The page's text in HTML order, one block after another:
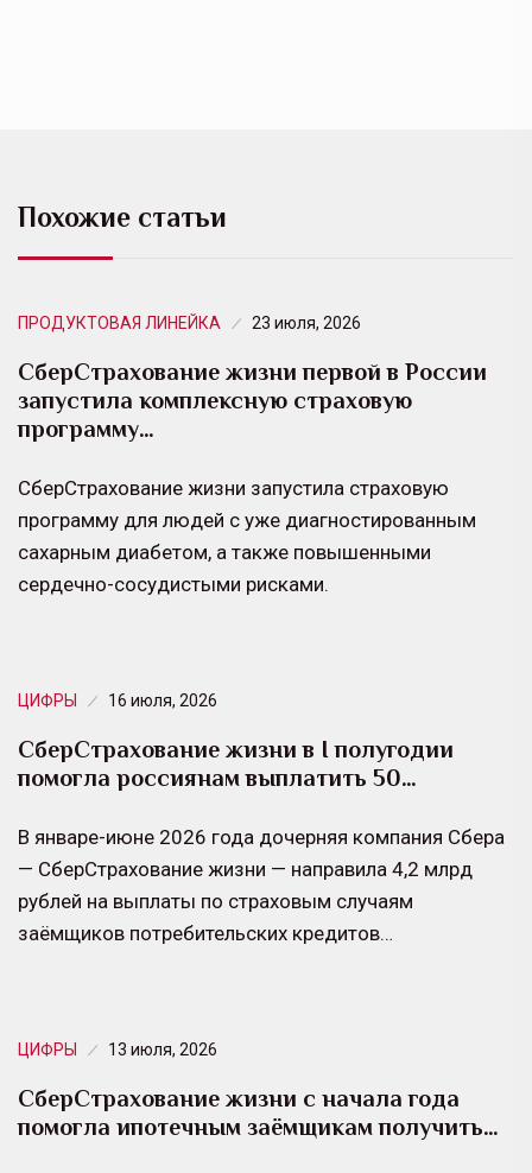
Похожие статьи
ПРОДУКТОВАЯ ЛИНЕЙКА 23 июля, 2026
СберСтрахование жизни первой в России
запустила комплексную страховую
программу…
СберСтрахование жизни запустила страховую
программу для людей с уже диагностированным
сахарным диабетом, а также повышенными
сердечно-сосудистыми рисками.
ЦИФРЫ 16 июля, 2026
СберСтрахование жизни в I полугодии
помогла россиянам выплатить 50…
В январе-июне 2026 года дочерняя компания Сбера
— СберСтрахование жизни — направила 4,2 млрд
рублей на выплаты по страховым случаям
заёмщиков потребительских кредитов…
ЦИФРЫ 13 июля, 2026
СберСтрахование жизни с начала года
помогла ипотечным заёмщикам получить…